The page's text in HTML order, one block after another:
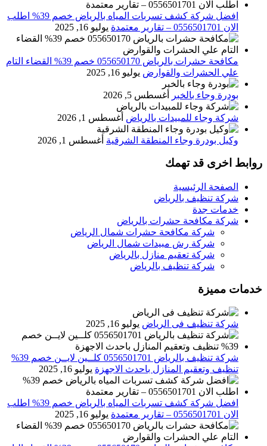
افضل شركة كشف تسربات المياه بالرياض خصم 39% اطلب
الان 0556501701‬‏ – تقارير معتمدة
يوليو 16, 2025
مكافحة حشرات بالرياض 055650170 خصم 39% القضاء التام
علي الحشرات والقوارض يوليو 16, 2025
بودرة وجاء بالخبر أغسطس 5, 2026
شركة وجاء للمبيدات بالرياض أغسطس 1, 2026
وكيل بودرة وجاء المنطقة الشرقية أغسطس 1, 2026
روابط اخرى قد تهمك
الصفحة الرئيسية
شركة تنظيف بالرياض
خدمات جدة
شركة مكافحة حشرات بالرياض
شركة مكافحة حشرات شمال الرياض
شركة رش مبيدات شمال الرياض
شركة تعقيم منازل بالرياض
شركة تنظيف بالرياض
خدمات مميزة
شركة تنظيف فى الرياض يوليو 16, 2025
شركة تنظيف بالرياض 0556501701 كلــين لايــن خصم 39%
تنظيف وتعقيم المنازل باحدث الاجهزة يوليو 16, 2025
افضل شركة كشف تسربات المياه بالرياض خصم 39% اطلب
الان 0556501701‬‏ – تقارير معتمدة
يوليو 16, 2025